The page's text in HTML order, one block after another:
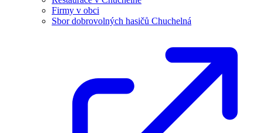
Firmy v obci
Sbor dobrovolných hasičů Chuchelná